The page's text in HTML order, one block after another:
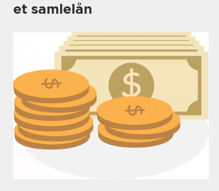
et samlelån